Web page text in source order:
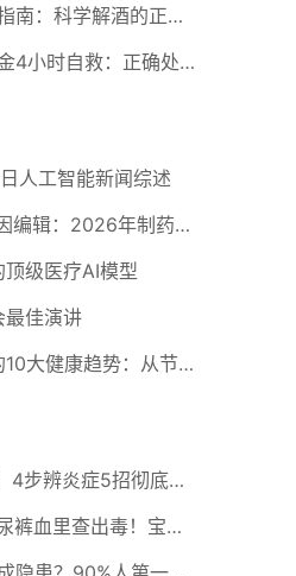
酒后头疼自救指南：科学解酒的正确打开方式
急性肠胃炎黄金4小时自救：正确处置与误区避坑关键
人工智能新闻综述
从AI设计到基因编辑：2026年制药领域重大突破
级医疗AI模型
佳演讲
定义2026年的10大健康趋势：从节律健康到冷热交替疗法
龟头红痒别慌！4步辨炎症5招彻底防复发
记者穿一晚纸尿裤血里查出毒！宝宝血液浓度竟是成人的5倍？